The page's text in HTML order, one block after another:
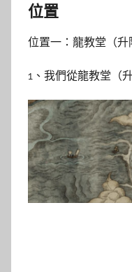
位置
位置一：龍教堂（升
1、我們從龍教堂（